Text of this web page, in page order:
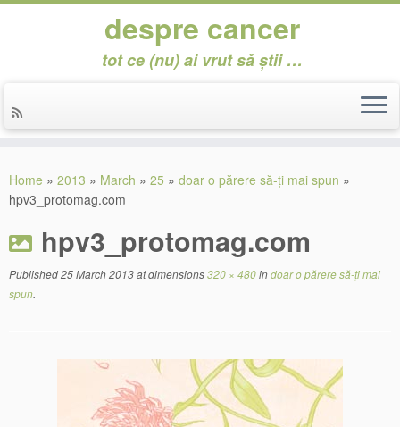
content
despre cancer
tot ce (nu) ai vrut să știi …
Home » 2013 » March » 25 » doar o părere să-ți mai spun »
hpv3_protomag.com
hpv3_protomag.com
Published25 March 2013at dimensions320 × 480indoar o părere să-ți mai
spun.